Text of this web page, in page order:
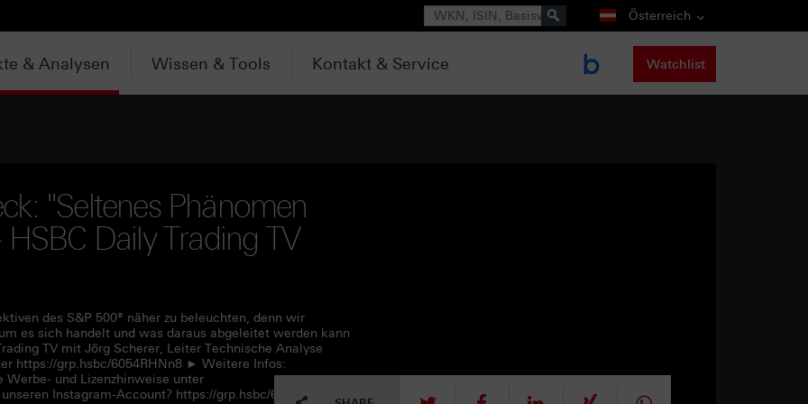
Suche Österreich
& Analysen Wissen & Tools Kontakt & Service Watchlist
"Seltenes Phänomen
Daily Trading TV
des S&P 500® näher zu beleuchten, denn wir
es sich handelt und was daraus abgeleitet werden kann
TV mit Jörg Scherer, Leiter Technische Analyse
https://grp.hsbc/6054RHNn8 ► Weitere Infos:
und Lizenzhinweise unter
Instagram-Account? https://grp.hsbc/6057RHNn1